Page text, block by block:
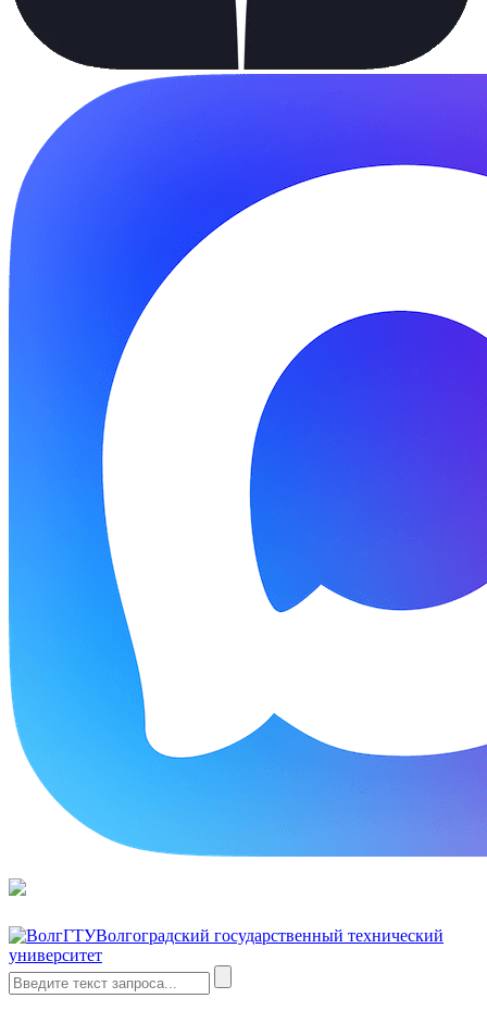
Волгоградский государственный технический
университет